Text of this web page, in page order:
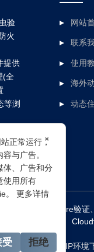
验
火
提供
(全
等浏
网站
联系
使用
海外
动态
松 绕过cloudflare验证
IP ，在中国大陆IP环
×
正常运行，
与广告。
体、广告和分
使用所有
。 更多详情
受 拒绝